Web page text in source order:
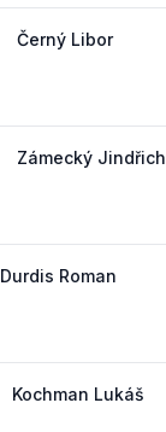
Černý Libor
Zámecký Jindřich
Durdis Roman
Kochman Lukáš